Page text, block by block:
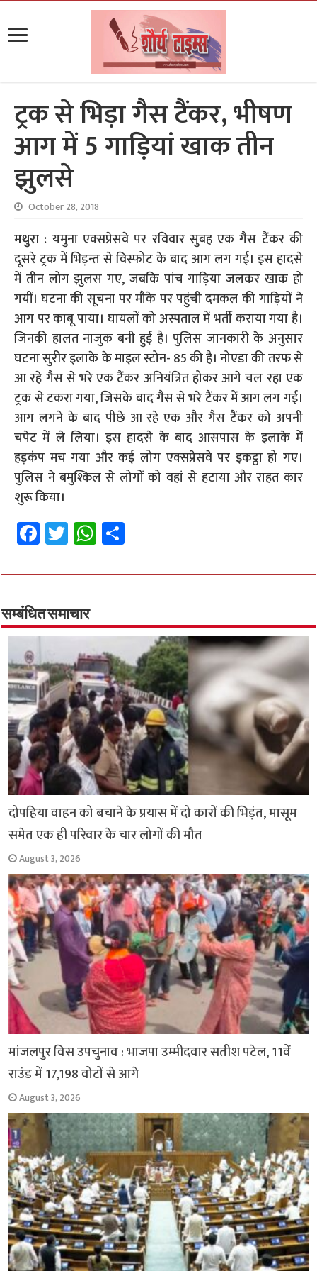
ट्रक से भिड़ा गैस टैंकर, भीषण
आग में 5 गाड़ियां खाक तीन
झुलसे
October 28, 2018
मथुरा : यमुना एक्सप्रेसवे पर रविवार सुबह एक गैस टैंकर की
दूसरे ट्रक में भिड़न्त से विस्फोट के बाद आग लग गई। इस हादसे
में तीन लोग झुलस गए, जबकि पांच गाड़िया जलकर खाक हो
गयीं। घटना की सूचना पर मौके पर पहुंची दमकल की ​गाड़ियों ने
आग पर काबू पाया। घायलों को अस्पताल में भर्ती कराया गया है।
जिनकी हालत नाजुक बनी हुई है। पुलिस जानकारी के अनुसार
घटना सुरीर इलाके के माइल स्टोन- 85 की है। नोएडा की तरफ से
आ रहे गैस से भरे एक टैंकर अनियंत्रित होकर आगे चल रहा एक
ट्रक से टकरा गया, जिसके बाद गैस से भरे टैंकर में आग लग गई।
आग लगने के बाद पीछे आ रहे एक और गैस टैंकर को अपनी
चपेट में ले लिया। इस हादसे के बाद आसपास के इलाके में
हड़कंप मच गया और कई लोग एक्सप्रेसवे पर इकट्ठा हो गए।
पुलिस ने बमुश्किल से लोगों को वहां से हटाया और राहत कार
शुरू किया।
Fa
ce
b
o
o
k
T
wi
tt
er
W
h
at
p
p
ar
सम्बंधित समाचार
दोपहिया वाहन को बचाने के प्रयास में दो कारों की भिड़ंत, मासूम
समेत एक ही परिवार के चार लोगों की मौत
August 3, 2026
मांजलपुर विस उपचुनाव : भाजपा उम्मीदवार सतीश पटेल, 11वें
राउंड में 17,198 वोटों से आगे
August 3, 2026